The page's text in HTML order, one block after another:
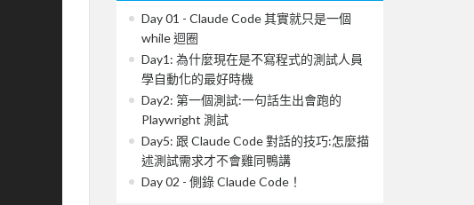
Day 01 - Claude Code 其實就只是一個
while 迴圈
Day1: 為什麼現在是不寫程式的測試人員
學自動化的最好時機
Day2: 第一個測試:一句話生出會跑的
Playwright 測試
Day5: 跟 Claude Code 對話的技巧:怎麼描
述測試需求才不會雞同鴨講
Day 02 - 側錄 Claude Code！